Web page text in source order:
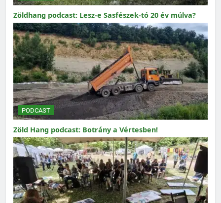
Zöldhang podcast: Lesz-e Sasfészek-tó 20 év múlva?
PODCAST
Zöld Hang podcast: Botrány a Vértesben!